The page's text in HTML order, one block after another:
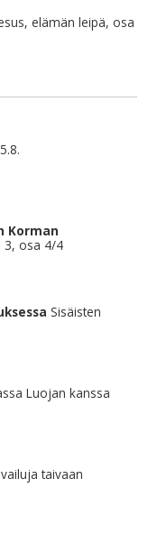
elämän leipä, osa
Korman
3, osa 4/4
Sisäisten
Luojan kanssa
taivaan